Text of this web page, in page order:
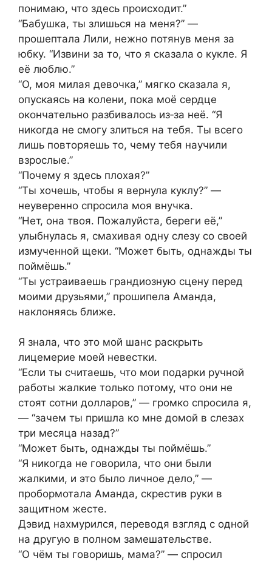
понимаю, что здесь происходит.”
“Бабушка, ты злишься на меня?” —
прошептала Лили, нежно потянув меня за
юбку. “Извини за то, что я сказала о кукле. Я
её люблю.”
“О, моя милая девочка,” мягко сказала я,
опускаясь на колени, пока моё сердце
окончательно разбивалось из‑за неё. “Я
никогда не смогу злиться на тебя. Ты всего
лишь повторяешь то, чему тебя научили
взрослые.”
“Почему я здесь плохая?”
“Ты хочешь, чтобы я вернула куклу?” —
неуверенно спросила моя внучка.
“Нет, она твоя. Пожалуйста, береги её,”
улыбнулась я, смахивая одну слезу со своей
измученной щеки. “Может быть, однажды ты
поймёшь.”
“Ты устраиваешь грандиозную сцену перед
моими друзьями,” прошипела Аманда,
наклоняясь ближе.
Я знала, что это мой шанс раскрыть
лицемерие моей невестки.
“Если ты считаешь, что мои подарки ручной
работы жалкие только потому, что они не
стоят сотни долларов,” — громко спросила я,
— “зачем ты пришла ко мне домой в слезах
три месяца назад?”
“Может быть, однажды ты поймёшь.”
“Я никогда не говорила, что они были
жалкими, и это было личное дело,” —
пробормотала Аманда, скрестив руки в
защитном жесте.
Дэвид нахмурился, переводя взгляд с одной
на другую в полном замешательстве.
“О чём ты говоришь, мама?” — спросил